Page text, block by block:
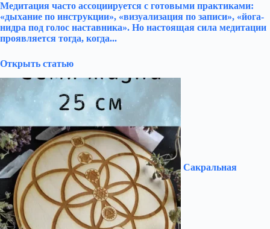
Медитация часто ассоциируется с готовыми практиками:
«дыхание по инструкции», «визуализация по записи», «йога-
нидра под голос наставника». Но настоящая сила медитации
проявляется тогда, когда...
Открыть статью
Сакральная